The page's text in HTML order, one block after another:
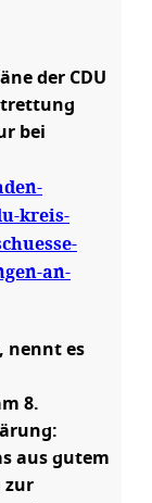
der CDU
bei
kreis-
an-
nennt es
8.
aus gutem
zur